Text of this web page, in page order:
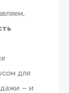
для
— и